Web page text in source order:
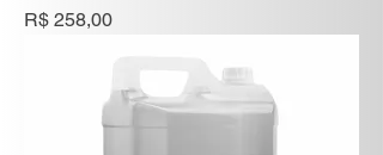
Preço
R$ 258,00